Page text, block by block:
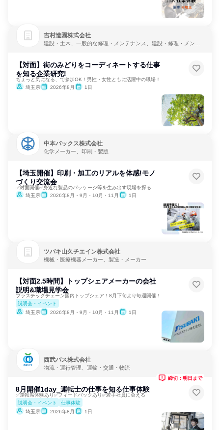
吉村造園株式会社
建設・土木、一般的な修理・メンテナンス、建設・修理・メンテ
【対面】街のみどりをコーディネートする仕事
を知る企業研究!
ちょっと気になる、で参加OK！男性・女性ともに活躍中の職場！
埼玉県
2026年8月 1日
中本パックス株式会社
化学メーカー、印刷・製版
【埼玉開催】印刷・加工のリアルを体感!モノ
づくり交流会
✅対面開催✅身近な製品のパッケージ等を生み出す現場を探る
埼玉県
2026年8月・9月・10月・11月 1日
ツバキ山久チエイン株式会社
機械・医療機器メーカー、製造・メーカー
【対面2.5時間】トップシェアメーカーの会社
説明&職場見学会
プラスチックチェーン国内トップシェア！8月下旬より毎週開催！
説明会・イベント
埼玉県
2026年8月・9月・10月・11月 1日
西武バス株式会社
物流・運行管理、運輸・交通・物流
8月開催1day_運転士の仕事を知る仕事体験
✅運転席体験あり✅フィードバックあり✅若手社員に会える
説明会・イベント
仕事体験
埼玉県
2026年8月 1日
締切：明日まで